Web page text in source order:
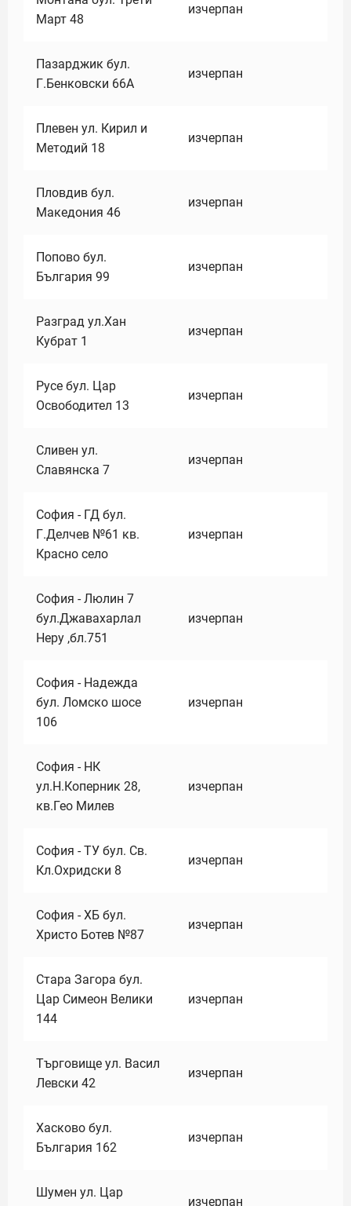
Март 48
изчерпан
Пазарджик бул.
Г.Бенковски 66А
изчерпан
Плевен ул. Кирил и
Методий 18
изчерпан
Пловдив бул.
Македония 46
изчерпан
Попово бул.
България 99
изчерпан
Разград ул.Хан
Кубрат 1
изчерпан
Русе бул. Цар
Освободител 13
изчерпан
Сливен ул.
Славянска 7
изчерпан
София - ГД бул.
Г.Делчев №61 кв.
Красно село
изчерпан
София - Люлин 7
бул.Джавахарлал
Неру ,бл.751
изчерпан
София - Надежда
бул. Ломско шосе
106
изчерпан
София - НК
ул.Н.Коперник 28,
кв.Гео Милев
изчерпан
София - ТУ бул. Св.
Кл.Охридски 8
изчерпан
София - ХБ бул.
Христо Ботев №87
изчерпан
Стара Загора бул.
Цар Симеон Велики
144
изчерпан
Търговище ул. Васил
Левски 42
изчерпан
Хасково бул.
България 162
изчерпан
Шумен ул. Цар
изчерпан